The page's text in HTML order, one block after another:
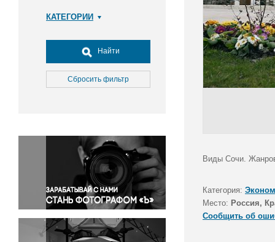
КАТЕГОРИИ
Досуг, туризм и отдых
Культура
Медицина
Окружающая среда
Политика
Правосудие
Происшествия и конфликты
Религия
Светская жизнь
Спорт
Найти
Сбросить фильтр
Виды Сочи.
Категория:
Место: Россия,
Сообщить об